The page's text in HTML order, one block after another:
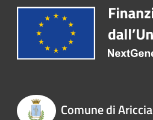
Comune di Ariccia